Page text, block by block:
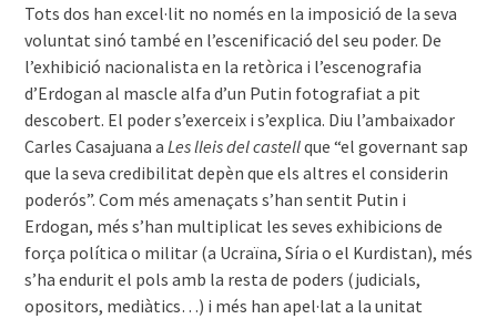
Tots dos han excel·lit no només en la imposició de la seva
voluntat sinó també en l’escenificació del seu poder. De
l’exhibició nacionalista en la retòrica i l’escenografia
d’Erdogan al mascle alfa d’un Putin fotografiat a pit
descobert. El poder s’exerceix i s’explica. Diu l’ambaixador
Carles Casajuana a Les lleis del castellque “el governant sap
que la seva credibilitat depèn que els altres el considerin
poderós”. Com més amenaçats s’han sentit Putin i
Erdogan, més s’han multiplicat les seves exhibicions de
força política o militar (a Ucraïna, Síria o el Kurdistan), més
s’ha endurit el pols amb la resta de poders (judicials,
opositors, mediàtics…) i més han apel·lat a la unitat